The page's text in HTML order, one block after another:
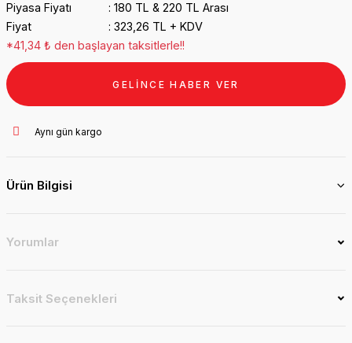
Piyasa Fiyatı
180 TL & 220 TL Arası
Fiyat
323,26 TL + KDV
*41,34 ₺ den başlayan taksitlerle!!
GELİNCE HABER VER
Aynı gün kargo
Ürün Bilgisi
Yorumlar
Taksit Seçenekleri